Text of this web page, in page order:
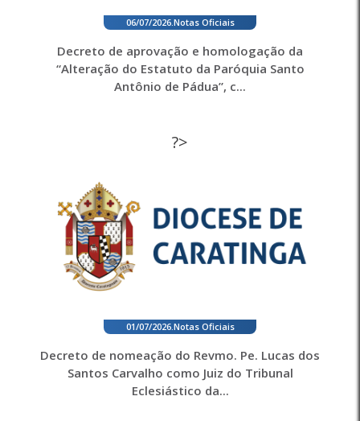
06/07/2026. Notas Oficiais
Decreto de aprovação e homologação da
“Alteração do Estatuto da Paróquia Santo
Antônio de Pádua”, c...
?>
01/07/2026. Notas Oficiais
Decreto de nomeação do Revmo. Pe. Lucas dos
Santos Carvalho como Juiz do Tribunal
Eclesiástico da...